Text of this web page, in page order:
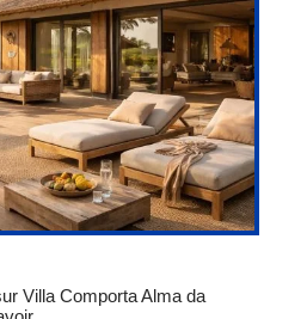
Villa Comporta Alma da